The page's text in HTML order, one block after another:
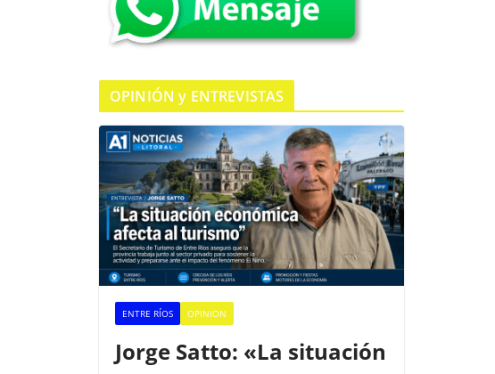
OPINIÓN y ENTREVISTAS
ENTRE RÍOS OPINION
Jorge Satto: «La situación